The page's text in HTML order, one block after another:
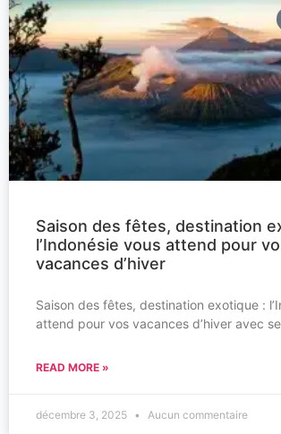
Saison des fêtes, destination
l’Indonésie vous attend pour
vacances d’hiver
Saison des fêtes, destination exotique :
attend pour vos vacances d’hiver avec
READ MORE »
décembre 3, 2025 Aucun commentaire